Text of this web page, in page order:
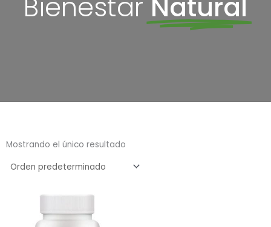
Bienestar Natural
Mostrando el único resultado